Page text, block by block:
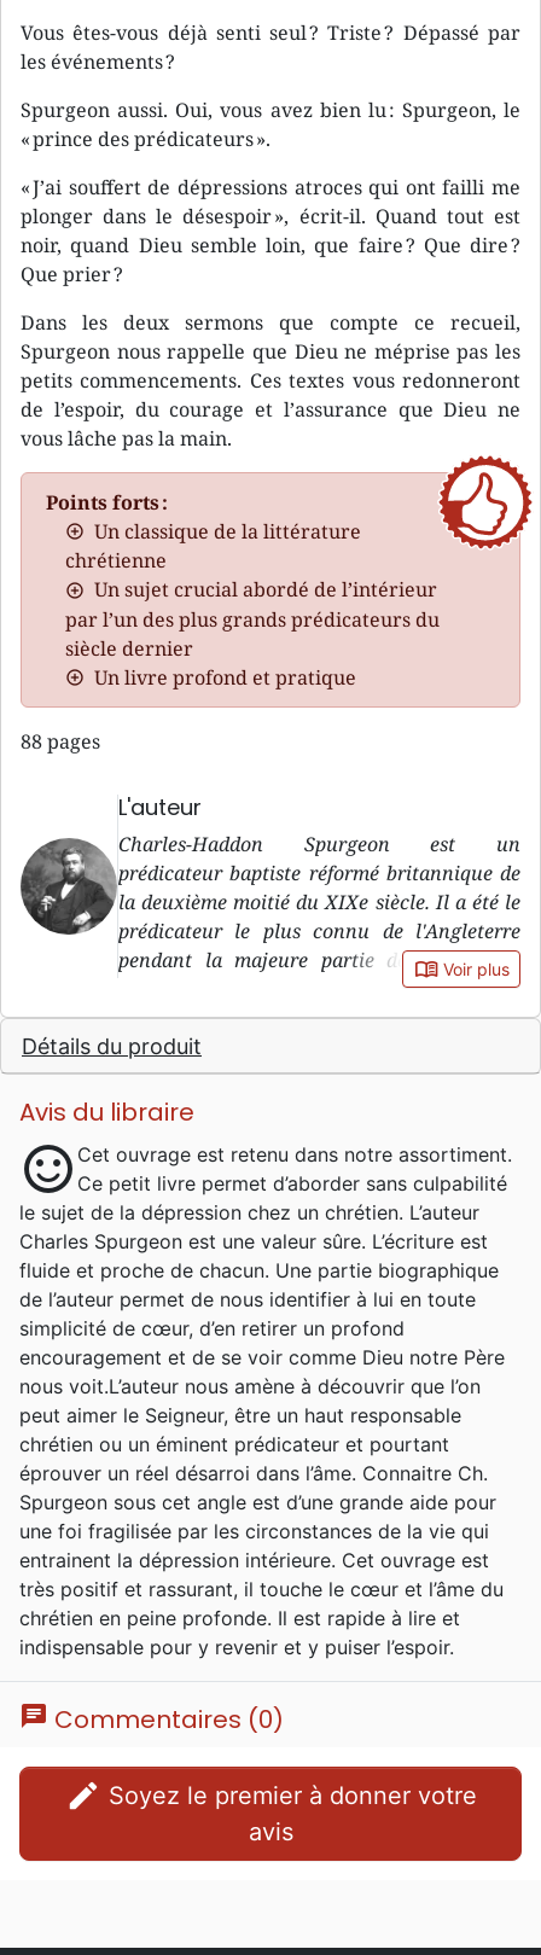
Vous êtes-vous déjà senti seul ? Triste ? Dépassé par
les événements ?
Spurgeon aussi. Oui, vous avez bien lu : Spurgeon, le
« prince des prédicateurs ».
« J’ai souffert de dépressions atroces qui ont failli me
plonger dans le désespoir », écrit-il. Quand tout est
noir, quand Dieu semble loin, que faire ? Que dire ?
Que prier ?
Dans les deux sermons que compte ce recueil,
Spurgeon nous rappelle que Dieu ne méprise pas les
petits commencements. Ces textes vous redonneront
de l’espoir, du courage et l’assurance que Dieu ne
vous lâche pas la main.
Points forts :
Un classique de la littérature
chrétienne
Un sujet crucial abordé de l’intérieur
par l’un des plus grands prédicateurs du
siècle dernier
Un livre profond et pratique
88 pages
L'auteur
Charles-Haddon Spurgeon est un
prédicateur baptiste réformé britannique de
la deuxième moitié du XIXe siècle. Il a été le
prédicateur le plus connu de l'Angleterre
pendant la majeure partie de la seconde
moitié du XIXe siècle. Son père, James
Spurgeon, et son grand-père, John Spurgeon,
étant pasteurs, il fut élevé dans la
connaissance de l'Évangile. Cependant, c'est
en chemin vers un rendez-vous qu'une
une église méthodiste de Colchester et qu'il
pris la décision de se convertir au
christianisme, chose faite en mai 1850,
quelques jours avant ses seize ans. En 1854,
quatre ans seulement après sa conversion,
Spurgeon, est devenu pasteur de la célèbre
église de New Park Street à Londres
(autrefois dirigée par le célèbre théologien
baptiste John Gill). La congrégation a
rapidement dépassé les limites de son
bâtiment et a déménagé à Exeter Hall, puis
au Surrey Music Hall. Dans ces lieux,
Spurgeon prêchait fréquemment devant des
auditoires de plus de 10 000 personnes, à
l'époque où l'amplification électronique
n'existait pas encore. En 1861, la
congrégation s'installe définitivement dans
le nouveau Metropolitan Tabernacle. Ses
sermons sont publiés chaque semaine. Au
moment de sa mort, plus de 3600 d'entre eux
commentaires, proverbes, et anecdotes.
book_open Voir plus
Détails du produit
Avis du libraire
sentiment_satisfied Cet ouvrage est retenu dans notre assortiment.
Ce petit livre permet d’aborder sans culpabilité
le sujet de la dépression chez un chrétien. L’auteur
Charles Spurgeon est une valeur sûre. L’écriture est
fluide et proche de chacun. Une partie biographique
de l’auteur permet de nous identifier à lui en toute
simplicité de cœur, d’en retirer un profond
encouragement et de se voir comme Dieu notre Père
nous voit.L’auteur nous amène à découvrir que l’on
peut aimer le Seigneur, être un haut responsable
chrétien ou un éminent prédicateur et pourtant
éprouver un réel désarroi dans l’âme. Connaitre Ch.
Spurgeon sous cet angle est d’une grande aide pour
une foi fragilisée par les circonstances de la vie qui
entrainent la dépression intérieure. Cet ouvrage est
très positif et rassurant, il touche le cœur et l’âme du
chrétien en peine profonde. Il est rapide à lire et
indispensable pour y revenir et y puiser l’espoir.
chat Commentaires (0)
edit
avis